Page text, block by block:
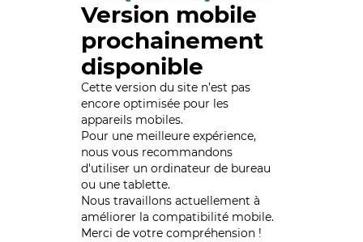
Version mobile
prochainement
disponible
Cette version du site n’est pas
encore optimisée pour les
appareils mobiles.
Pour une meilleure expérience,
nous vous recommandons
d'utiliser un ordinateur de bureau
ou une tablette.
Nous travaillons actuellement à
améliorer la compatibilité mobile.
Merci de votre compréhension !